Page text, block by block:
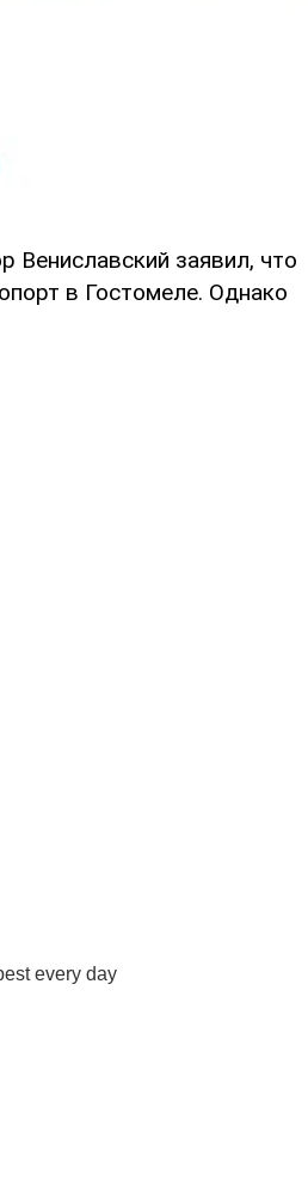
Вениславский заявил, что
в Гостомеле. Однако